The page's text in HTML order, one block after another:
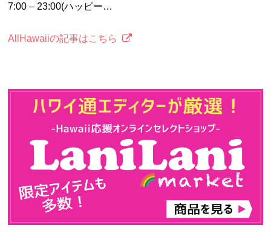
7:00 – 23:00(ハッピー…
AllHawaiiの記事はこちら